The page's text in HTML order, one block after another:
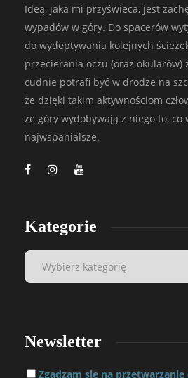
Ideą, jaka mi przyświeca, jest
wypadów w góry. Do spacerów
do wydeptywania kolejnych
przecierania oczu (oraz okularów)
cudnie potrafi być w drodze na
że dzięki takim aktywnościom
że góry wydobywają z niego to, co
najwspanialsze.
Kategorie
Newsletter
Zgadzam się na